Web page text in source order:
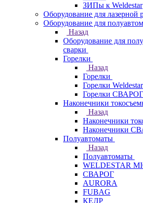
ЗИПы к Weldestar
Оборудование для лазерной
Оборудование для
Назад
Оборудование для
сварки
Горелки
Назад
Горелки
Горелки Weldestar
Горелки СВАРОГ
Наконечники
Назад
Наконечники
Наконечники
Полуавтоматы
Назад
Полуавтоматы
WELDESTAR
СВАРОГ
AURORA
FUBAG
КЕДР